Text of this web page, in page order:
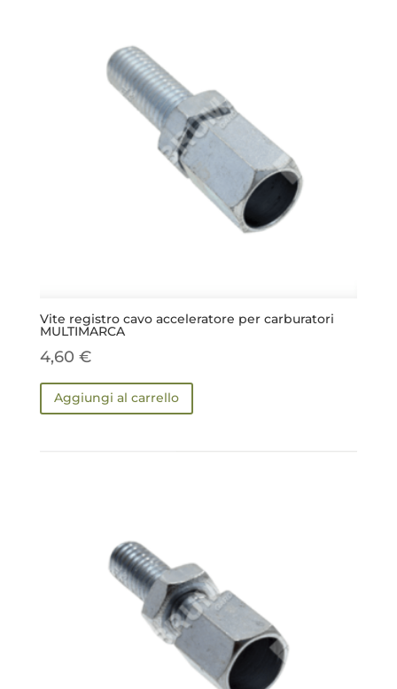
Vite registro cavo acceleratore per carburatori
MULTIMARCA
4,60 €
Aggiungi al carrello